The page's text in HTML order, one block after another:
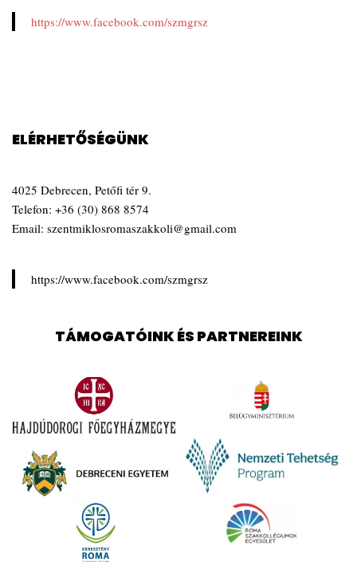
https://www.facebook.com/szmgrsz
ELÉRHETŐSÉGÜNK
4025 Debrecen, Petőfi tér 9.
Telefon: +36 (30) 868 8574
Email: szentmiklosromaszakkoli@gmail.com
https://www.facebook.com/szmgrsz
TÁMOGATÓINK ÉS PARTNEREINK